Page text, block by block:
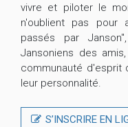
vivre et piloter le
n'oublient pas pour
passés par
Jansoniens des
communauté d'esprit
leur personnalité.
S’INSCRIRE EN